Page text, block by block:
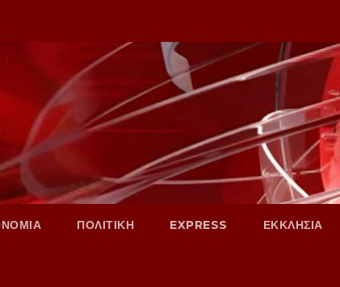
ΠΟΛΙΤΙΚΗ EXPRESS ΕΚΚΛΗΣΙΑ